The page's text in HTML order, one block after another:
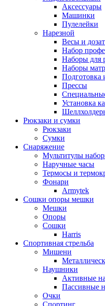
Аксессуары
Машинки
Пулелейки
Нарезной
Весы и
Набор
Наборы для
Наборы
Подготовка
Прессы
Установка
Рюкзаки и сумки
Рюкзаки
Сумки
Снаряжение
Мультитулы
Наручные часы
Термосы и
Фонари
Armytek
Сошки опоры мешки
Мешки
Опоры
Сошки
Harris
Спортивная стрельба
Мишени
Наушники
Активные
Пассивные
Очки
Спортинг